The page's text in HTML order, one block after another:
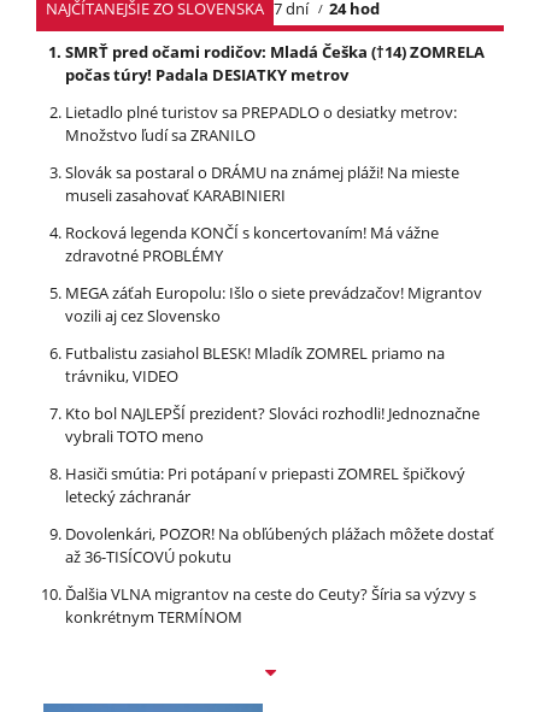
NAJČÍTANEJŠIE ZO SLOVENSKA 7 dní
24 hod
SMRŤ pred očami rodičov: Mladá Češka (†14) ZOMRELA
počas túry! Padala DESIATKY metrov
Lietadlo plné turistov sa PREPADLO o desiatky metrov:
Množstvo ľudí sa ZRANILO
Slovák sa postaral o DRÁMU na známej pláži! Na mieste
museli zasahovať KARABINIERI
Rocková legenda KONČÍ s koncertovaním! Má vážne
zdravotné PROBLÉMY
MEGA záťah Europolu: Išlo o siete prevádzačov! Migrantov
vozili aj cez Slovensko
Futbalistu zasiahol BLESK! Mladík ZOMREL priamo na
trávniku, VIDEO
Kto bol NAJLEPŠÍ prezident? Slováci rozhodli! Jednoznačne
vybrali TOTO meno
Hasiči smútia: Pri potápaní v priepasti ZOMREL špičkový
letecký záchranár
Dovolenkári, POZOR! Na obľúbených plážach môžete dostať
až 36-TISÍCOVÚ pokutu
Ďalšia VLNA migrantov na ceste do Ceuty? Šíria sa výzvy s
konkrétnym TERMÍNOM